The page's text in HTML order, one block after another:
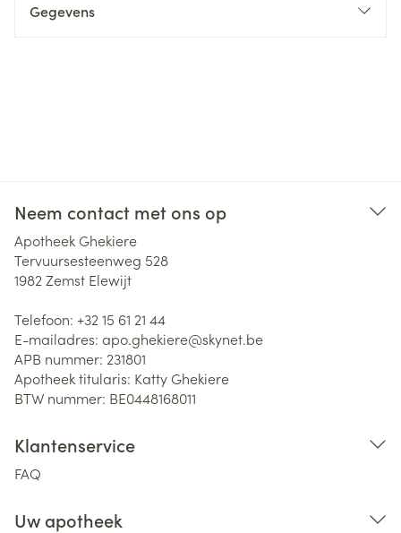
Gegevens
Neem contact met ons op
Apotheek Ghekiere
Tervuursesteenweg 528
1982 Zemst Elewijt
Telefoon: +32 15 61 21 44
E-mailadres: apo.ghekiere@skynet.be
APB nummer: 231801
Apotheek titularis: Katty Ghekiere
BTW nummer: BE0448168011
Klantenservice
FAQ
Uw apotheek